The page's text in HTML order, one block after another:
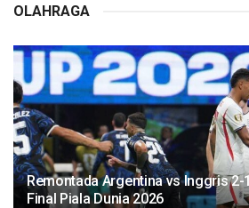
OLAHRAGA
Remontada Argentina vs Inggris 2-
Final Piala Dunia 2026